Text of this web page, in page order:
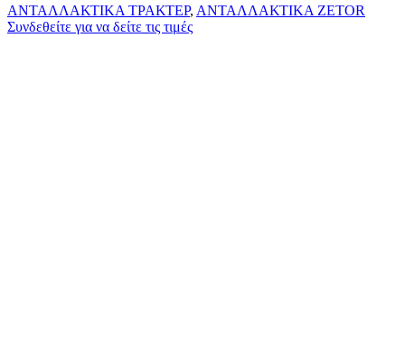
ΑΝΤΑΛΛΑΚΤΙΚΑ ΤΡΑΚΤΕΡ, ΑΝΤΑΛΛΑΚΤΙΚΑ ZETOR
Συνδεθείτε για να δείτε τις τιμές